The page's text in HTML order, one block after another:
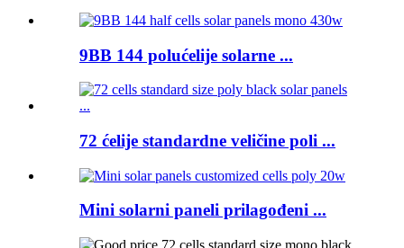
9BB 144 polućelije solarne ...
72 ćelije standardne veličine poli ...
Mini solarni paneli prilagođeni ...